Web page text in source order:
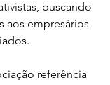
buscando
aos empresários